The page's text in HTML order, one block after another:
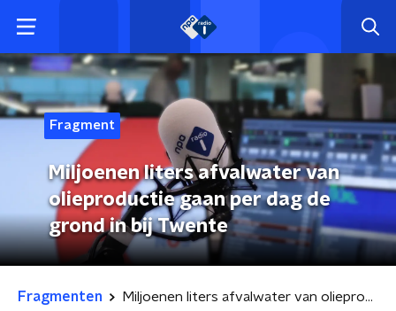
Fragment
Miljoenen liters afvalwater van
olieproductie gaan per dag de
grond in bij Twente
Fragmenten Miljoenen liters afvalwater van olieproductie gaan per dag de grond in bij Twente